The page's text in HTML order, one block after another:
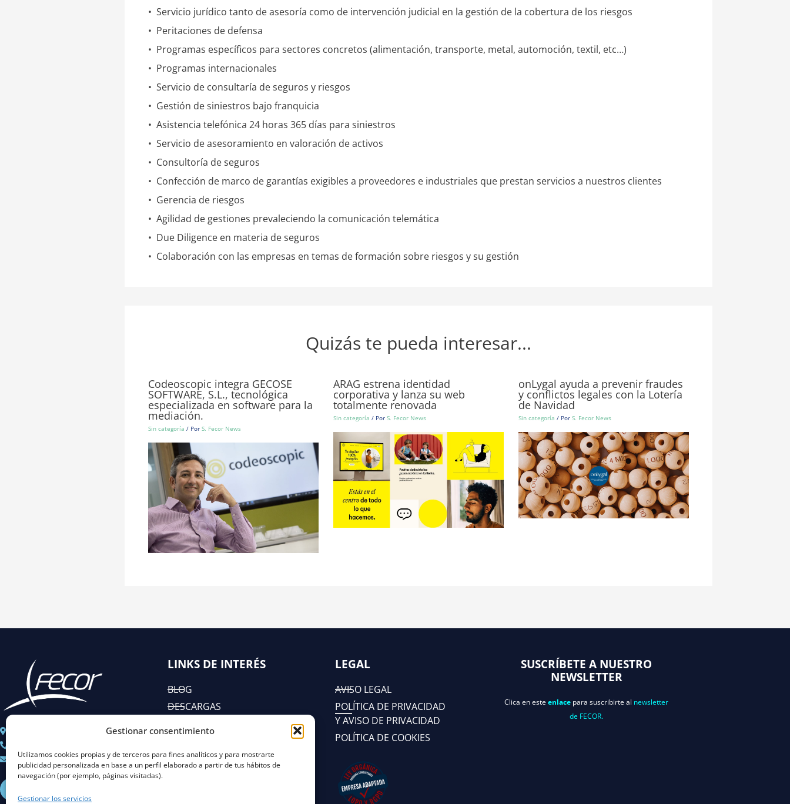
Gestionar consentimiento
Utilizamos cookies propias y de terceros para fines analíticos y para mostrarte
publicidad personalizada en base a un perfil elaborado a partir de tus hábitos de
navegación (por ejemplo, páginas visitadas).
Gestionar los servicios
• Servicio jurídico tanto de asesoría como de intervención judicial en la gestión de la cobertura de los riesgos
• Peritaciones de defensa
• Programas específicos para sectores concretos (alimentación, transporte, metal, automoción, textil, etc…)
• Programas internacionales
• Servicio de consultaría de seguros y riesgos
• Gestión de siniestros bajo franquicia
• Asistencia telefónica 24 horas 365 días para siniestros
• Servicio de asesoramiento en valoración de activos
• Consultoría de seguros
• Confección de marco de garantías exigibles a proveedores e industriales que prestan servicios a nuestros clientes
• Gerencia de riesgos
• Agilidad de gestiones prevaleciendo la comunicación telemática
• Due Diligence en materia de seguros
• Colaboración con las empresas en temas de formación sobre riesgos y su gestión
Quizás te pueda interesar...
Codeoscopic integra GECOSE
SOFTWARE, S.L., tecnológica
especializada en software para la
mediación.
Sin categoría / Por S. Fecor News
ARAG estrena identidad
corporativa y lanza su web
totalmente renovada
Sin categoría / Por S. Fecor News
onLygal ayuda a prevenir fraudes
y conflictos legales con la Lotería
de Navidad
Sin categoría / Por S. Fecor News
C/ José Abascal n° 44, 1°
Coordinacion@fecor.es
I
s
Y
u
X
LINKS DE INTERÉS
BLOG
DESCARGAS
LEGAL
AVISO LEGAL
POLÍTICA DE PRIVACIDAD
Y AVISO DE PRIVACIDAD
POLÍTICA DE COOKIES
SUSCRÍBETE A NUESTRO
NEWSLETTER
Clica en este enlace para suscribirte al newsletter
de FECOR.